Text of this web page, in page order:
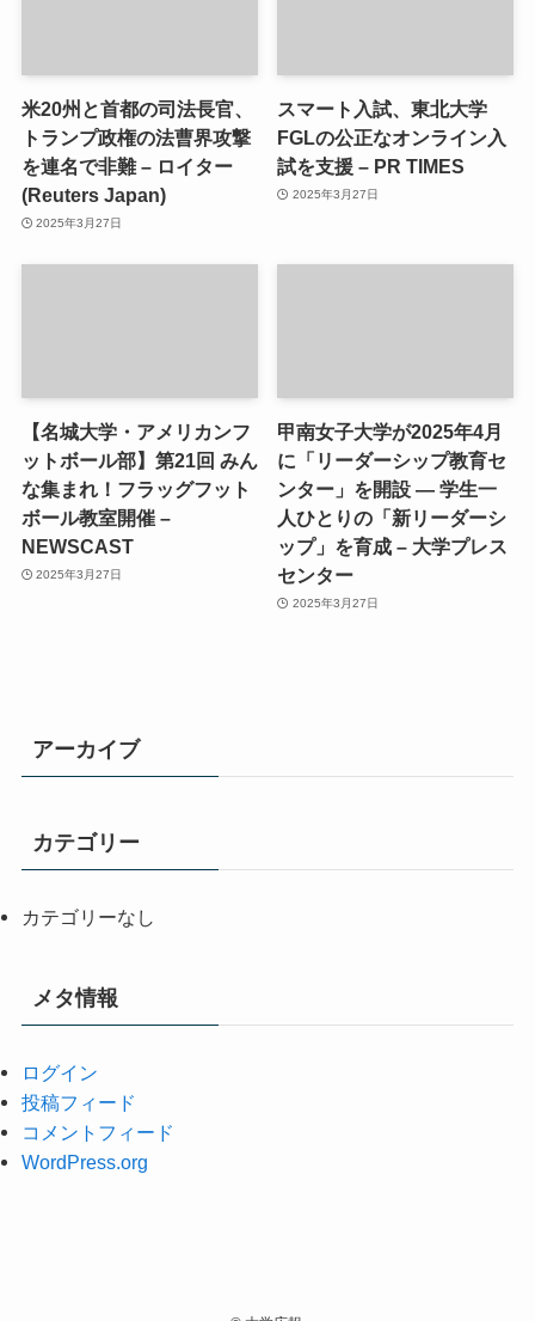
米20州と首都の司法長官、
トランプ政権の法曹界攻撃
を連名で非難 – ロイター
(Reuters Japan)
2025年3月27日
スマート入試、東北大学
FGLの公正なオンライン入
試を支援 – PR TIMES
2025年3月27日
【名城大学・アメリカンフ
ットボール部】第21回 みん
な集まれ！フラッグフット
ボール教室開催 –
NEWSCAST
2025年3月27日
甲南女子大学が2025年4月
に「リーダーシップ教育セ
ンター」を開設 ― 学生一
人ひとりの「新リーダーシ
ップ」を育成 – 大学プレス
センター
2025年3月27日
アーカイブ
カテゴリー
カテゴリーなし
メタ情報
ログイン
投稿フィード
コメントフィード
WordPress.org